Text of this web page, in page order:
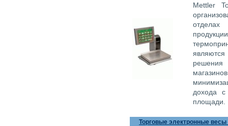
Mettler
дохода с
площади.
Торговые электронные весы